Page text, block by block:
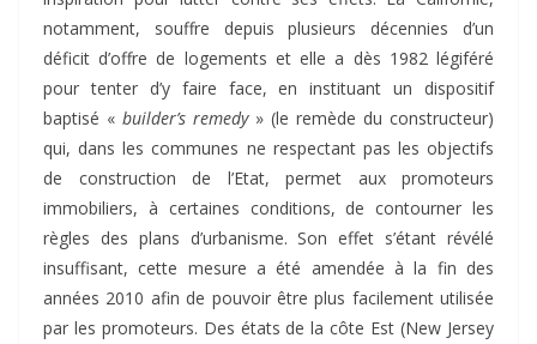
notamment, souffre depuis plusieurs décennies d’un
déficit d’offre de logements et elle a dès 1982 légiféré
pour tenter d’y faire face, en instituant un dispositif
baptisé « builder’s remedy» (le remède du constructeur)
qui, dans les communes ne respectant pas les objectifs
de construction de l’Etat, permet aux promoteurs
immobiliers, à certaines conditions, de contourner les
règles des plans d’urbanisme. Son effet s’étant révélé
insuffisant, cette mesure a été amendée à la fin des
années 2010 afin de pouvoir être plus facilement utilisée
par les promoteurs. Des états de la côte Est (New Jersey